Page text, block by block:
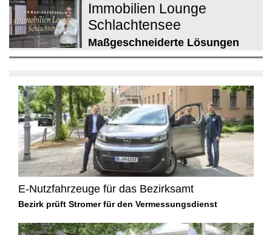
Immobilien Lounge
Schlachtensee
Maßgeschneiderte Lösungen
E-Nutzfahrzeuge für das Bezirksamt
Bezirk prüft Stromer für den Vermessungsdienst